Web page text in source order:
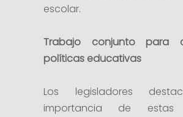
escolar.
Trabajo conjunto para
políticas educativas
Los legisladores
importancia de estas